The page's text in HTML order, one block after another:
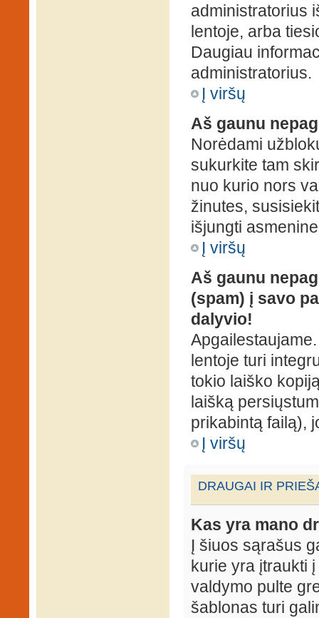
administratorius
lentoje, arba
Daugiau
administratorius.
Į viršų
Aš gaunu
Norėdami
sukurkite tam
nuo kurio nors
žinutes,
išjungti
Į viršų
Aš gaunu
(spam) į savo
dalyvio!
lentoje turi
tokio laiško
laišką
prikabintą failą),
Į viršų
DRAUGAI IR
Kas yra mano
Į šiuos sąrašus
kurie yra įtraukti
valdymo pulte
šablonas turi